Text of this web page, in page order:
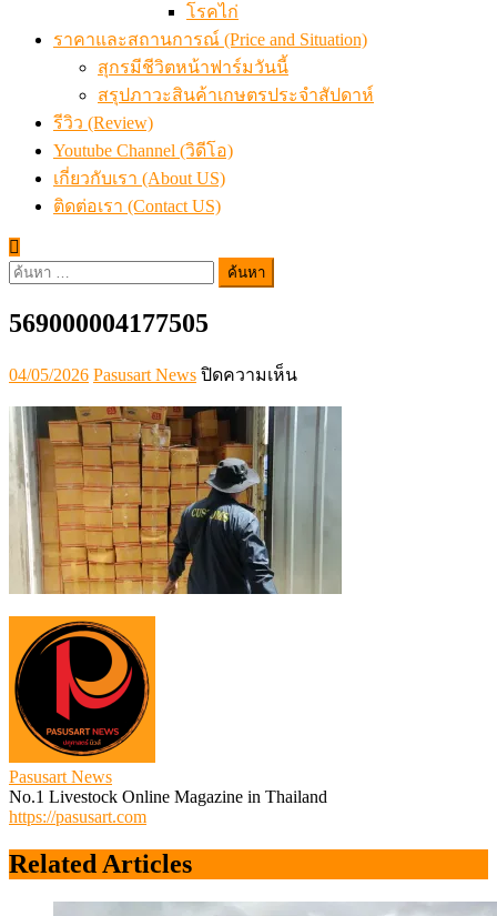
โรคไก่
ราคาและสถานการณ์ (Price and Situation)
สุกรมีชีวิตหน้าฟาร์มวันนี้
สรุปภาวะสินค้าเกษตรประจำสัปดาห์
รีวิว (Review)
Youtube Channel (วิดีโอ)
เกี่ยวกับเรา (About US)
ติดต่อเรา (Contact US)
ค้นหา
569000004177505
Posted
on
04/05/2026 Author
Pasusart News ปิดความเห็นบน
Pasusart News
No.1 Livestock Online Magazine in Thailand
https://pasusart.com
Related Articles